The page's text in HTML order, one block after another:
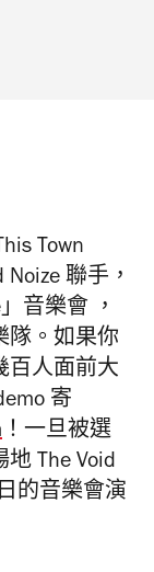
Town
聯手，
音樂會 ，
隊。如果你
百人面前大
寄
！一旦被選
The Void
的音樂會演